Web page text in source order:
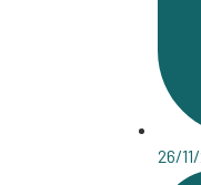
26/